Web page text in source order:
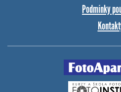
Podmínky